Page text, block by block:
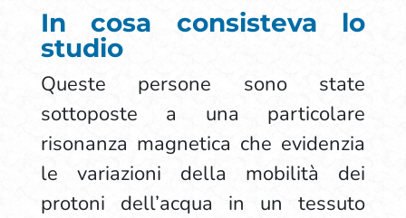
In cosa consisteva lo
studio
Queste persone sono state
sottoposte a una particolare
risonanza magnetica che evidenzia
le variazioni della mobilità dei
protoni dell’acqua in un tessuto